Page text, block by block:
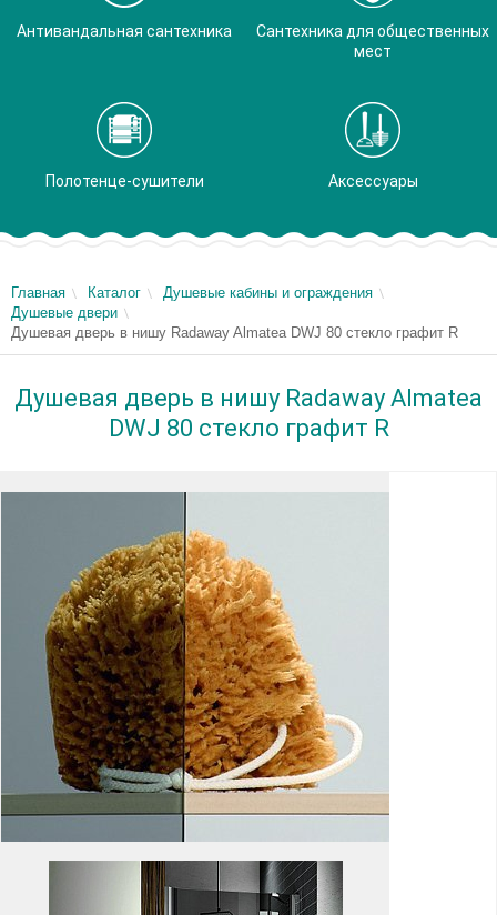
Антивандальная сантехника
Сантехника для общественных
мест
Полотенце-сушители Аксессуары
Главная Каталог
Душевые кабины и ограждения
Душевые двери
Душевая дверь в нишу Radaway Almatea DWJ 80 стекло графит R
Душевая дверь в нишу Radaway Almatea
DWJ 80 стекло графит R